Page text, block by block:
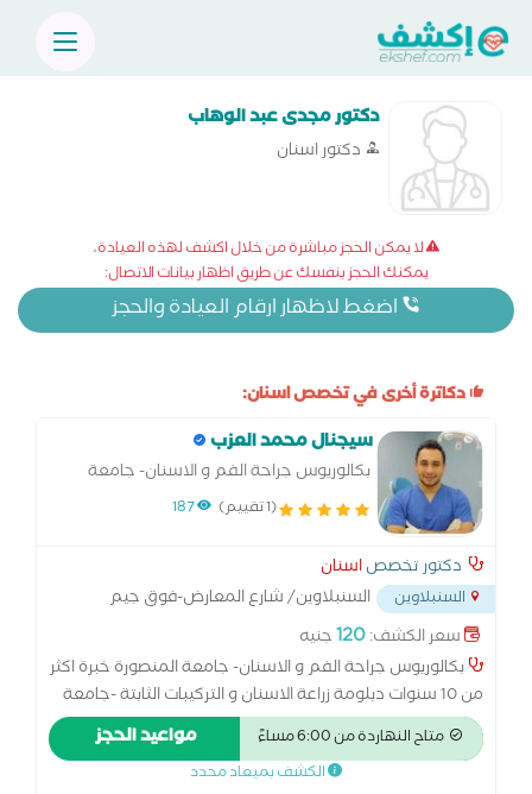
دكتور مجدى عبد الوهاب
دكتور اسنان
لا يمكن الحجز مباشرة من خلال اكشف لهذه العيادة،
يمكنك الحجز بنفسك عن طريق اظهار بيانات الاتصال:
اضغط لاظهار ارقام العيادة والحجز
دكاترة أخرى في تخصص اسنان:
سيجنال محمد العزب
بكالوريوس جراحة الفم و الاسنان- جامعة
المنصورة
(1 تقييم) 187
دكتور تخصصاسنان
السنبلاوين
السنبلاوين/ شارع المعارض-فوق جيم
ابوفندي الجديد بعد مطعم تشيكن فاكتور
سعر الكشف:120جنيه
بكالوريوس جراحة الفم و الاسنان- جامعة المنصورة خبرة اكثر
من 10 سنوات دبلومة زراعة الاسنان و التركيبات الثابتة -جامعة
القاهرة عضو الجمعية الامريكية لتجميل و تقويم الاسنان عصو
الجمعية المصرية لزراعة الاسنان كورس الحشو التجميلي بالليزر
كورس علاج عصب الاسنان و الجذور عضو الجمعية المصرية
متاح النهاردة من 6:00 مساءً مواعيد الحجز
الكشف بميعاد محدد